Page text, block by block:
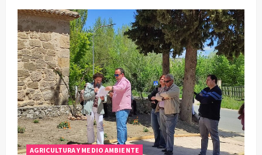
Lavandaña
premiada
en
los
I
Premios
Agro
Excelentes
de
ENCLM
AGRICULTURA Y MEDIO AMBIENTE